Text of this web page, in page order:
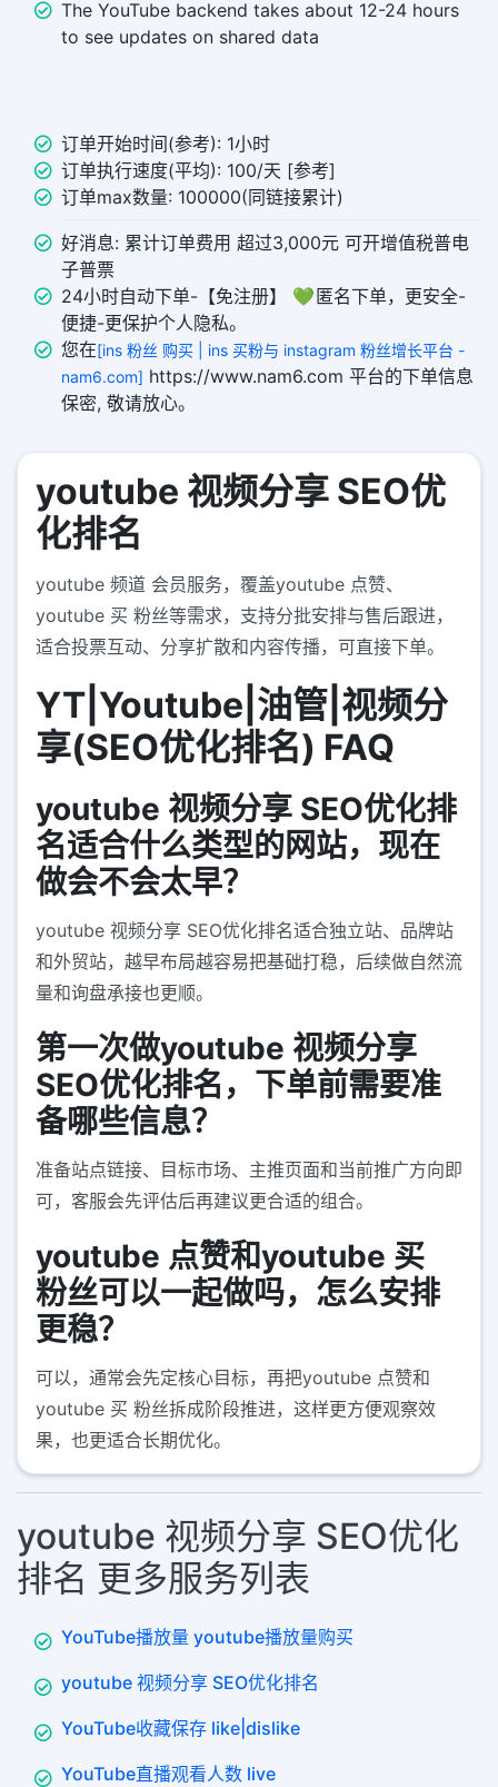
The YouTube backend takes about 12-24 hours
to see updates on shared data
订单开始时间(参考): 1小时
订单执行速度(平均): 100/天 [参考]
订单max数量: 100000(同链接累计)
好消息: 累计订单费用 超过3,000元 可开增值税普电
子普票
24小时自动下单-【免注册】 💚 匿名下单，更安全-
便捷-更保护个人隐私。
您在[ins 粉丝 购买 | ins 买粉与 instagram 粉丝增长平台 -
nam6.com] https://www.nam6.com 平台的下单信息
保密, 敬请放心。
youtube 视频分享 SEO优
化排名
youtube 频道 会员服务，覆盖youtube 点赞、
youtube 买 粉丝等需求，支持分批安排与售后跟进，
适合投票互动、分享扩散和内容传播，可直接下单。
YT|Youtube|油管|视频分
享(SEO优化排名) FAQ
youtube 视频分享 SEO优化排
名适合什么类型的网站，现在
做会不会太早？
youtube 视频分享 SEO优化排名适合独立站、品牌站
和外贸站，越早布局越容易把基础打稳，后续做自然流
量和询盘承接也更顺。
第一次做youtube 视频分享
SEO优化排名，下单前需要准
备哪些信息？
准备站点链接、目标市场、主推页面和当前推广方向即
可，客服会先评估后再建议更合适的组合。
youtube 点赞和youtube 买
粉丝可以一起做吗，怎么安排
更稳？
可以，通常会先定核心目标，再把youtube 点赞和
youtube 买 粉丝拆成阶段推进，这样更方便观察效
果，也更适合长期优化。
youtube 视频分享 SEO优化
排名 更多服务列表
YouTube播放量 youtube播放量购买
youtube 视频分享 SEO优化排名
YouTube收藏保存 like|dislike
YouTube直播观看人数 live